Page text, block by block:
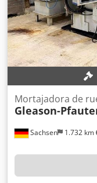
Sachsen 1.732 km
Mortajadora de
Gleason-